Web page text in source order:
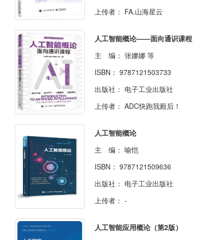
上传者： FA.山海星云
人工智能概论——面向通识课程
主 编： 张娜娜 等
ISBN： 9787121503733
出版社： 电子工业出版社
上传者： ADC快跑我殿后！
人工智能概论
主 编： 喻恺
ISBN： 9787121509636
出版社： 电子工业出版社
上传者： -
人工智能应用概论（第2版）